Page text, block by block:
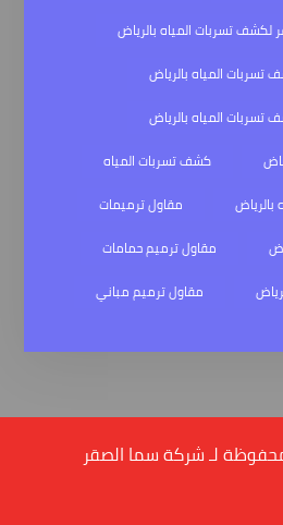
تسربات المياه بالرياض
المياه بالرياض
المياه بالرياض
كشف تسربات المياه
مقاول ترميمات
مقاول ترميم حمامات
مقاول ترميم مباني
لـ شركة سما الصقر